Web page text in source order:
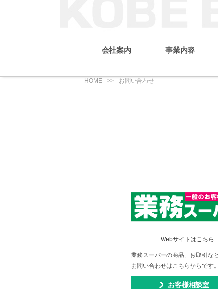
会社案内 事業内容
HOME お問い合わせ
Webサイトはこちら
業務スーパーの商品、お取引な
お問い合わせはこちらからです。
お客様相談室